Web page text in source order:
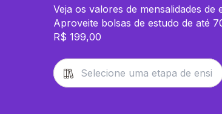
Veja os valores de mensalidades
Aproveite bolsas de estudo de até
R$ 199,00